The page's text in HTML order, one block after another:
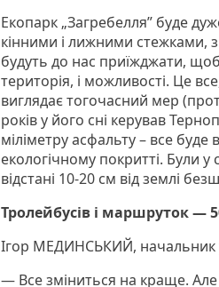
Екопарк „Загребелля” буде
кінними і лижними стежками, з
будуть до нас приїжджати,
територія, і можливості. Це
виглядає тогочасний мер
років у його сні керував
міліметру асфальту – все буде
екологічному покритті. Були у
відстані 10-20 см від землі
Тролейбусів і маршруток —
Ігор МЕДИНСЬКИЙ, начальник
— Все зміниться на краще.